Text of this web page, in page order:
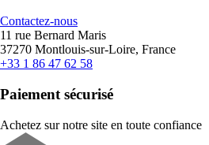
Contactez-nous
11 rue Bernard Maris
37270 Montlouis-sur-Loire, France
+33 1 86 47 62 58
Paiement sécurisé
Achetez sur notre site en toute confiance